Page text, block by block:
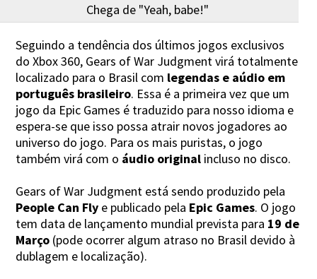
Chega de "Yeah, babe!"
Seguindo a tendência dos últimos jogos exclusivos
do Xbox 360, Gears of War Judgment virá totalmente
localizado para o Brasil com legendas e aúdio em
português brasileiro. Essa é a primeira vez que um
jogo da Epic Games é traduzido para nosso idioma e
espera-se que isso possa atrair novos jogadores ao
universo do jogo. Para os mais puristas, o jogo
também virá com o áudio original incluso no disco.
Gears of War Judgment está sendo produzido pela
People Can Fly e publicado pela Epic Games. O jogo
tem data de lançamento mundial prevista para 19 de
Março (pode ocorrer algum atraso no Brasil devido à
dublagem e localização).